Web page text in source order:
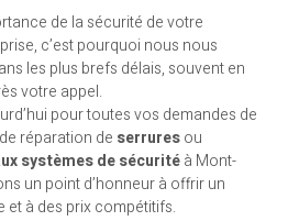
de la sécurité de votre
c’est pourquoi nous nous
les plus brefs délais, souvent en
votre appel.
pour toutes vos demandes de
réparation de serruresou
systèmes de sécuritéà Mont-
un point d’honneur à offrir un
et à des prix compétitifs.